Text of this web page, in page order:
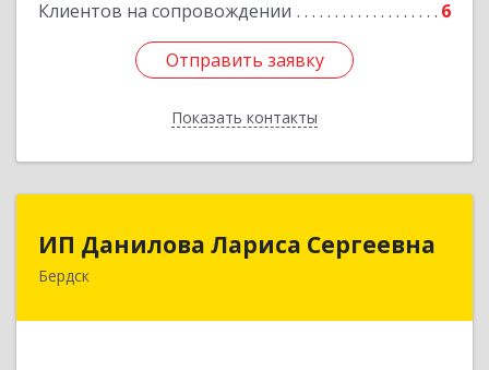
Клиентов на сопровождении 6
Отправить заявку
Показать контакты
Отправить заявку
Назад
ИП Данилова Лариса Сергеевна
Бердск
633004, Новосибирская обл, Бердск г, Озерная